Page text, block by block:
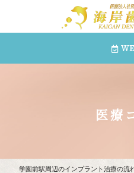
医療
学園前駅周辺のインプラント治療の流